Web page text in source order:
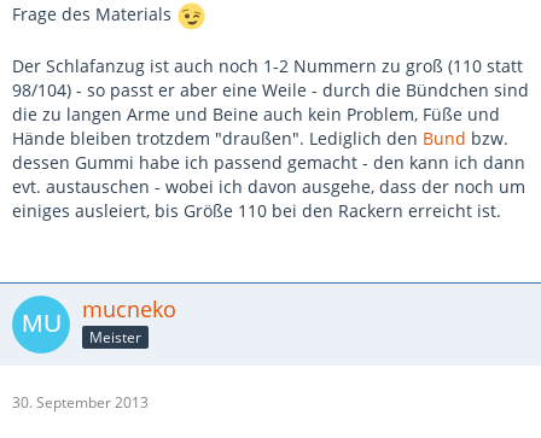
Frage des Materials
Der Schlafanzug ist auch noch 1-2 Nummern zu groß (110 statt
98/104) - so passt er aber eine Weile - durch die Bündchen sind
die zu langen Arme und Beine auch kein Problem, Füße und
Hände bleiben trotzdem "draußen". Lediglich den Bund bzw.
dessen Gummi habe ich passend gemacht - den kann ich dann
evt. austauschen - wobei ich davon ausgehe, dass der noch um
einiges ausleiert, bis Größe 110 bei den Rackern erreicht ist.
mucneko
Meister
30. September 2013